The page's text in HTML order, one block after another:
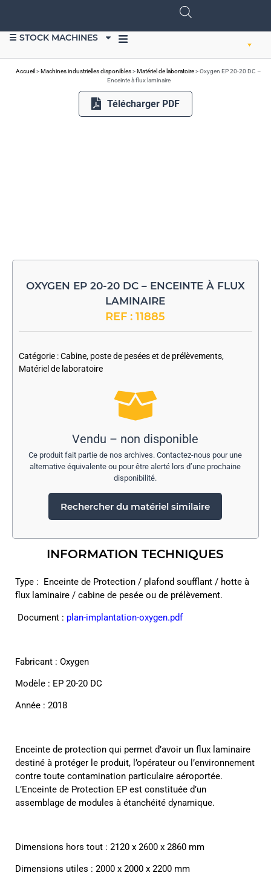
☰ STOCK MACHINES
Accueil >Machines industrielles disponibles>Matériel de laboratoire>Oxygen EP 20-20 DC –
Enceinte à flux laminaire
Télécharger PDF
OXYGEN EP 20-20 DC – ENCEINTE À FLUX
LAMINAIRE
REF : 11885
-
Catégorie :Cabine, poste de pesées et de prélèvements,
Matériel de laboratoire
Vendu – non disponible
Ce produit fait partie de nos archives. Contactez-nous pour une
alternative équivalente ou pour être alerté lors d’une prochaine
disponibilité.
Rechercher du matériel similaire
INFORMATION TECHNIQUES
Type :
Enceinte de Protection / plafond soufflant / hotte à
flux laminaire / cabine de pesée ou de prélèvement.
Document : plan-implantation-oxygen.pdf
Fabricant : Oxygen
Modèle : EP 20-20 DC
Année : 2018
Enceinte de protection qui permet d’avoir un flux laminaire
destiné à protéger le produit, l’opérateur ou l’environnement
contre toute contamination particulaire aéroportée.
L’Enceinte de Protection EP est constituée d’un
assemblage de modules à étanchéité dynamique.
Dimensions hors tout : 2120 x 2600 x 2860 mm
Dimensions utiles : 2000 x 2000 x 2200 mm